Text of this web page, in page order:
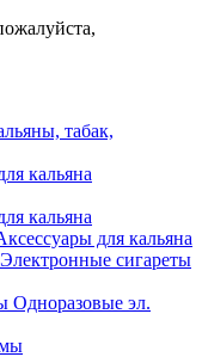
табак,
кальяна
кальяна
для кальяна
Электронные сигареты
Одноразовые эл.